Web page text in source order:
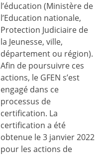
l’éducation (Ministère de
l’Education nationale,
Protection Judiciaire de
la Jeunesse, ville,
département ou région).
Afin de poursuivre ces
actions, le GFEN s’est
engagé dans ce
processus de
certification. La
certification a été
obtenue le 3 janvier 2022
pour les actions de